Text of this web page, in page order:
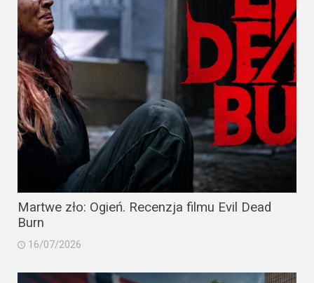
Martwe zło: Ogień. Recenzja filmu Evil Dead
Burn
16/07/2026